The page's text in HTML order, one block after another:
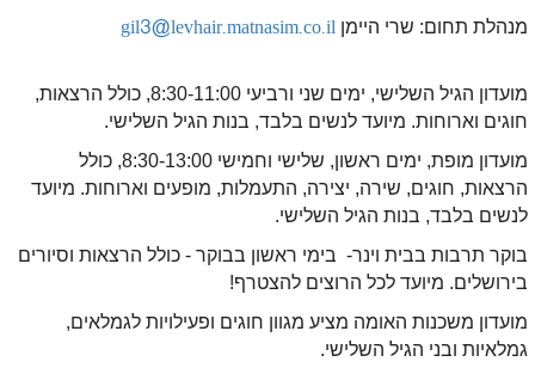
מנהלת תחום: שרי היימן gil3@levhair.matnasim.co.il
מועדון הגיל השלישי, ימים שני ורביעי 8:30-11:00, כולל הרצאות,
חוגים וארוחות. מיועד לנשים בלבד, בנות הגיל השלישי.
מועדון מופת, ימים ראשון, שלישי וחמישי 8:30-13:00, כולל
הרצאות, חוגים, שירה, יצירה, התעמלות, מופעים וארוחות. מיועד
לנשים בלבד, בנות הגיל השלישי.
בוקר תרבות בבית וינר- בימי ראשון בבוקר - כולל הרצאות וסיורים
בירושלים. מיועד לכל הרוצים להצטרף!
מועדון משכנות האומה מציע מגוון חוגים ופעילויות לגמלאים,
גמלאיות ובני הגיל השלישי.